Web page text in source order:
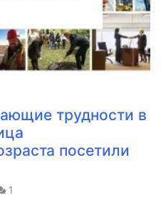
трудности в
посетили
1